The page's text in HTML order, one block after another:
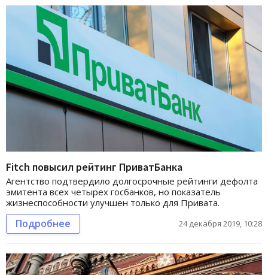
Fitch повысил рейтинг ПриватБанка
Агентство подтвердило долгосрочные рейтинги дефолта
эмитента всех четырех госбанков, но показатель
жизнеспособности улучшен только для Привата.
Подробнее 24 декабря 2019, 10:28